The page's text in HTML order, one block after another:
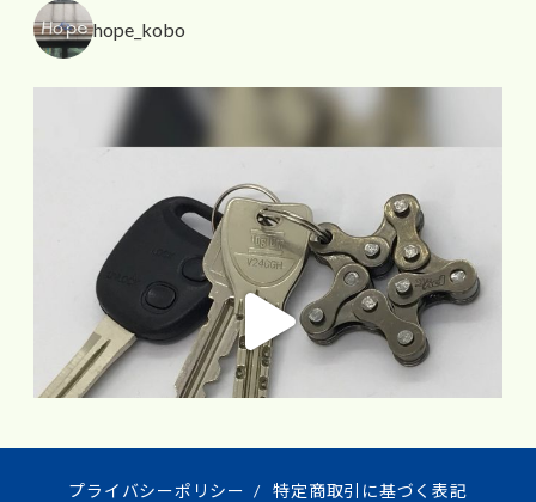
hope_kobo
プライバシーポリシー / 特定商取引に基づく表記